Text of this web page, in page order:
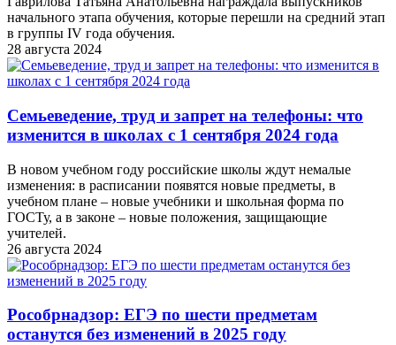
начального этапа обучения, которые перешли на средний этап
в группы IV года обучения.
28 августа 2024
Семьеведение, труд и запрет на телефоны: что
изменится в школах с 1 сентября 2024 года
В новом учебном году российские школы ждут немалые
изменения: в расписании появятся новые предметы, в
учебном плане – новые учебники и школьная форма по
ГОСТу, а в законе – новые положения, защищающие
учителей.
26 августа 2024
Рособрнадзор: ЕГЭ по шести предметам
останутся без изменений в 2025 году